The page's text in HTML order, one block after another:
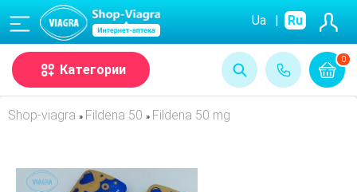
0
(068) Ua | Ru
Категории
Shop-viagra » Fildena 50 » Fildena 50 mg